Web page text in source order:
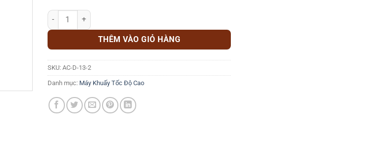
Máy khuấy tốc độ cao kèm bồn gia nhiệt AC-D-13-2 số lượng
THÊM VÀO GIỎ HÀNG
SKU: AC-D-13-2
Danh mục: Máy Khuấy Tốc Độ Cao